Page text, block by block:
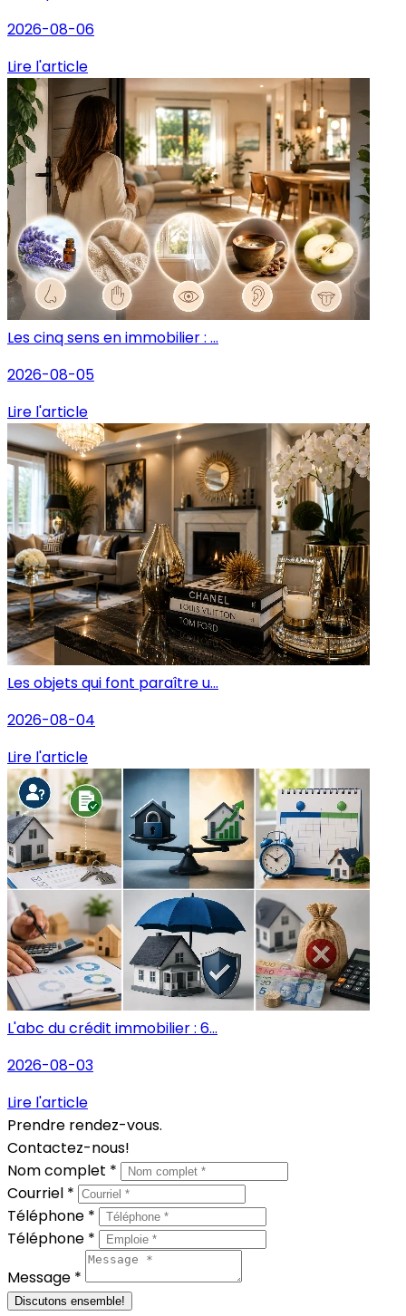
2026-08-06
Lire l'article
Les cinq sens en immobilier : ...
2026-08-05
Lire l'article
Les objets qui font paraître u...
2026-08-04
Lire l'article
L'abc du crédit immobilier : 6...
2026-08-03
Lire l'article
Prendre rendez-vous.
Contactez-nous!
Nom complet *
Courriel *
Téléphone *
Téléphone *
Message *
Discutons ensemble!